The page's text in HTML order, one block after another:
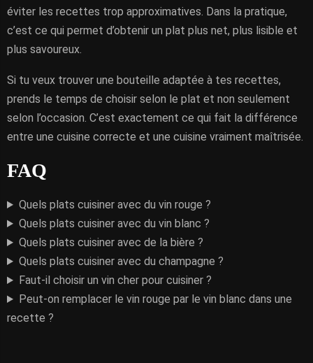
éviter les recettes trop approximatives. Dans la pratique,
c’est ce qui permet d’obtenir un plat plus net, plus lisible et
plus savoureux.
Si tu veux trouver une bouteille adaptée à tes recettes,
prends le temps de choisir selon le plat et non seulement
selon l’occasion. C’est exactement ce qui fait la différence
entre une cuisine correcte et une cuisine vraiment maîtrisée.
FAQ
Quels plats cuisiner avec du vin rouge ?
Quels plats cuisiner avec du vin blanc ?
Quels plats cuisiner avec de la bière ?
Quels plats cuisiner avec du champagne ?
Faut-il choisir un vin cher pour cuisiner ?
Peut-on remplacer le vin rouge par le vin blanc dans une
recette ?